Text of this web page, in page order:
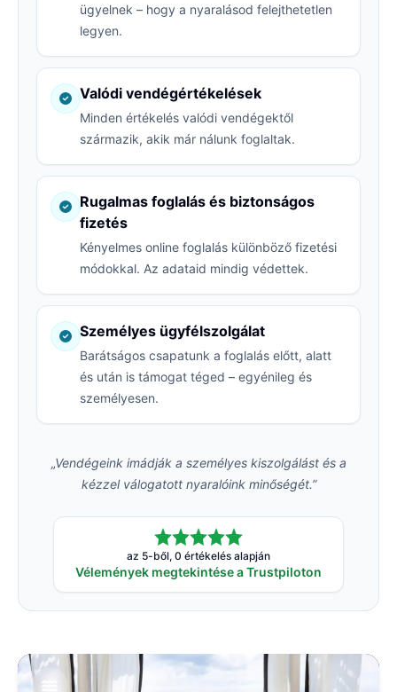
ügyelnek – hogy a nyaralásod felejthetetlen
legyen.
Valódi vendégértékelések
Minden értékelés valódi vendégektől
származik, akik már nálunk foglaltak.
Rugalmas foglalás és biztonságos
fizetés
Kényelmes online foglalás különböző fizetési
módokkal. Az adataid mindig védettek.
Személyes ügyfélszolgálat
Barátságos csapatunk a foglalás előtt, alatt
és után is támogat téged – egyénileg és
személyesen.
„Vendégeink imádják a személyes kiszolgálást és a
kézzel válogatott nyaralóink minőségét.”
az 5-ből, 0 értékelés alapján
Vélemények megtekintése a Trustpiloton